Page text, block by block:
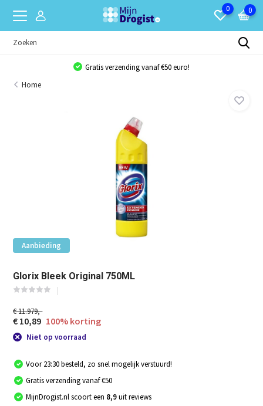
0 0
Gratis verzending vanaf €50 euro!
Home
Aanbieding
Glorix Bleek Original 750ML
€ 11.979,-
€ 10,89 100% korting
Niet op voorraad
Voor 23:30 besteld, zo snel mogelijk verstuurd!
Gratis verzending vanaf €50
MijnDrogist.nl scoort een 8,9uit reviews